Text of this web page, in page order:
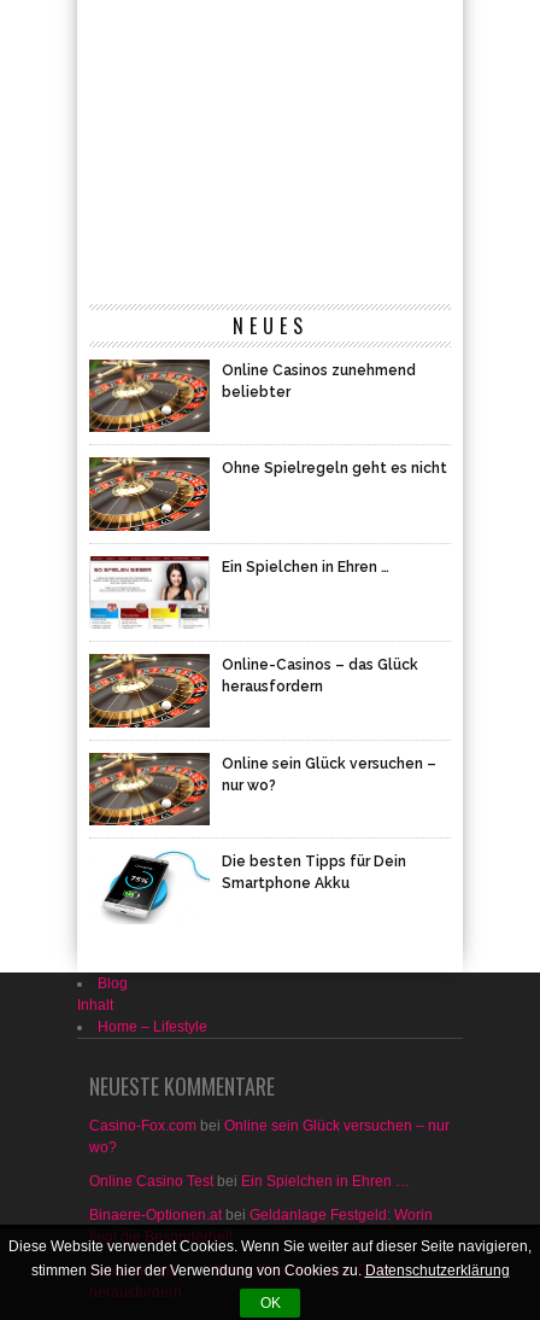
Ohne Spielregeln geht es nicht
Ein Spielchen in Ehren …
Online-Casinos – das Glück
Online sein Glück versuchen –
nur wo?
Die besten Tipps für Dein
Smartphone Akku
Blog
Inhalt
NEUESTE KOMMENTARE
Casino-Fox.combei
Online Casino Test bei
Ein Spielchen in Ehren …
Binaere-Optionen.at beiGeldanlage Festgeld: Worin
liegt die Besonderheit
Sabina Kugler beiOnline-Casinos – das Glück
Casino SpielebeiEin Spielchen in Ehren …
StargamesbeiOnline sein Glück versuchen – nur wo?
Spielhallebei Qwant – die neue Suchmaschine
Diese Website verwendet Cookies. Wenn Sie weiter auf dieser Seite navigieren,
stimmen Sie hier der Verwendung von Cookies zu.Datenschutzerklärung
OK